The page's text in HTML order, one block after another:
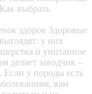
выбрать
здоров Здоровые
у них
и упитанное
делает заводчик –
Если у породы есть
вам